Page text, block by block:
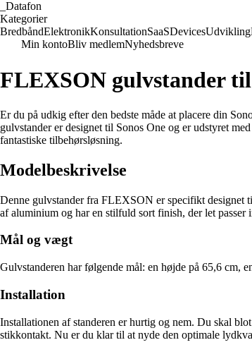
Datafon
Kategorier
BredbåndElektronikKonsultationSaaSDevicesUdvikling
Min kontoBliv medlemNyhedsbreve
FLEXSON gulvstander
Er du på udkig efter den bedste måde at placere din
gulvstander er designet til Sonos One og er udstyret
fantastiske tilbehørsløsning.
Modelbeskrivelse
Denne gulvstander fra FLEXSON er specifikt designet
af aluminium og har en stilfuld sort finish, der let passer
Mål og vægt
Gulvstanderen har følgende mål: en højde på 65,6 cm,
Installation
Installationen af standeren er hurtig og nem. Du skal
stikkontakt. Nu er du klar til at nyde den optimale